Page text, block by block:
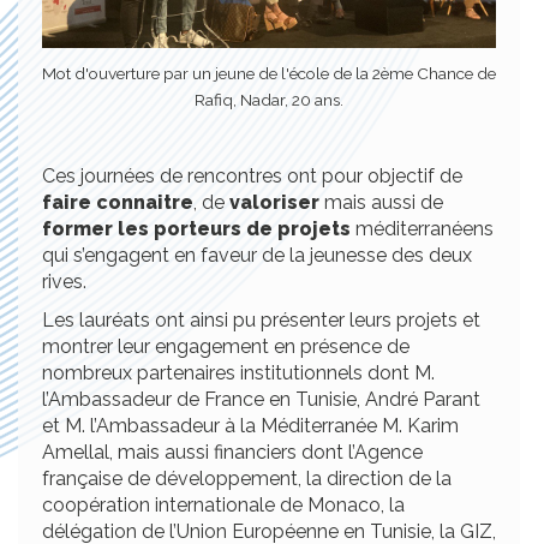
Mot d'ouverture par un jeune de l'école de la 2ème Chance de
Rafiq, Nadar, 20 ans.
Ces journées de rencontres ont pour objectif de
faire connaitre , de valoriser mais aussi de
former les porteurs de projets méditerranéens
qui s’engagent en faveur de la jeunesse des deux
rives.
Les lauréats ont ainsi pu présenter leurs projets et
montrer leur engagement en présence de
nombreux partenaires institutionnels dont M.
l’Ambassadeur de France en Tunisie, André Parant
et M. l’Ambassadeur à la Méditerranée M. Karim
Amellal, mais aussi financiers dont l’Agence
française de développement, la direction de la
coopération internationale de Monaco, la
délégation de l’Union Européenne en Tunisie, la GIZ,